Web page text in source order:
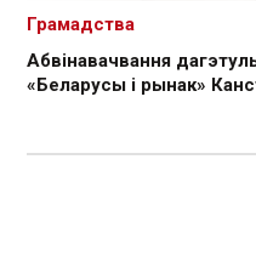
Абвінавачвання
«Беларусы і рынак»
Грамадства